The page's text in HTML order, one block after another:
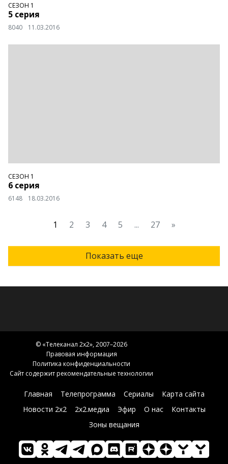
СЕЗОН 1
5 серия
8040 11.03.2016
СЕЗОН 1
6 серия
6148 18.03.2016
1 2 3 4 5 ... 27 »
Показать еще
© «Телеканал 2x2», 2007–2026
Правовая информация
Политика конфиденциальности
Сайт содержит рекомендательные технологии
Главная Телепрограмма Сериалы
Карта сайта
Новости 2х2
2х2.медиа Эфир О нас
Контакты
Зоны вещания